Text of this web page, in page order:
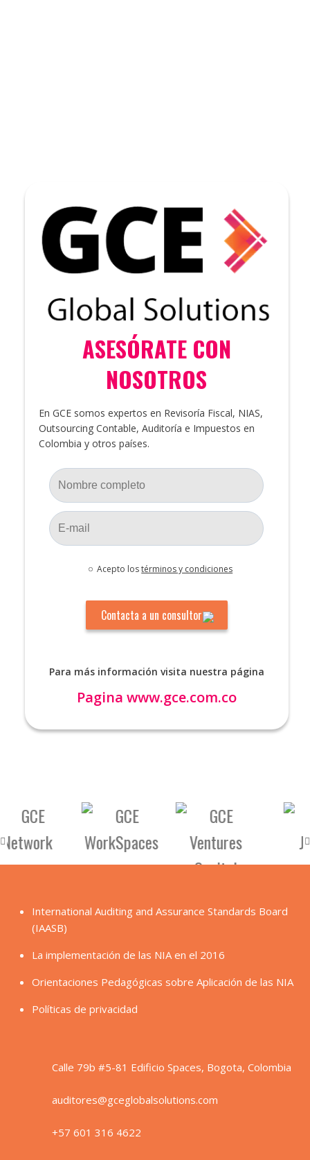
ASESÓRATE CON
NOSOTROS
En GCE somos expertos en Revisoría Fiscal, NIAS,
Outsourcing Contable, Auditoría e Impuestos en
Colombia y otros países.
Acepto lostérminos y condiciones
Para más información visita nuestra página
Pagina www.gce.com.co
International Auditing and Assurance Standards Board
(IAASB)
La implementación de las NIA en el 2016
Orientaciones Pedagógicas sobre Aplicación de las NIA
Políticas de privacidad
Calle 79b #5-81 Edificio Spaces, Bogota, Colombia
auditores@gceglobalsolutions.com
+57 601 316 4622